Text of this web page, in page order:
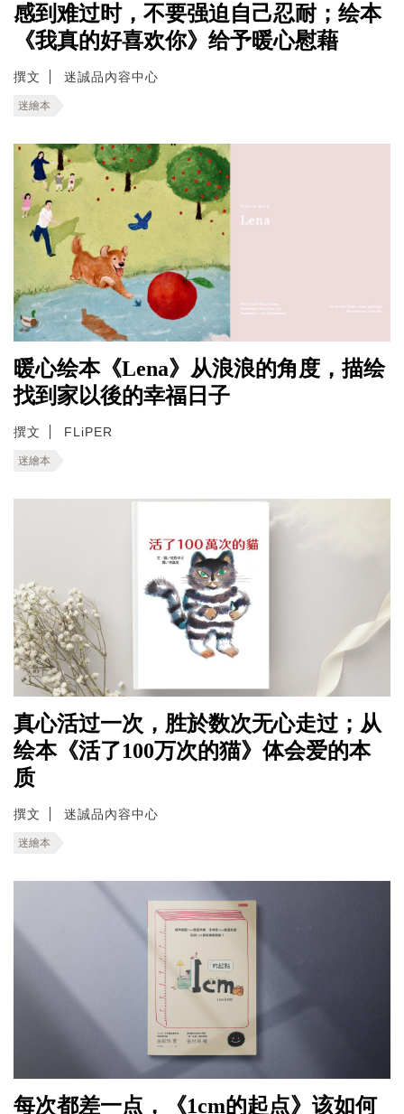
感到难过时，不要强迫自己忍耐；绘本
《我真的好喜欢你》给予暖心慰藉
撰文 迷誠品內容中心
迷繪本
暖心绘本《Lena》从浪浪的角度，描绘
找到家以後的幸福日子
撰文 FLiPER
迷繪本
真心活过一次，胜於数次无心走过；从
绘本《活了100万次的猫》体会爱的本
质
撰文 迷誠品內容中心
迷繪本
每次都差一点，《1cm的起点》该如何